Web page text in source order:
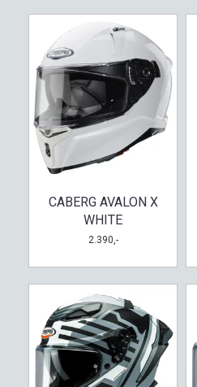
CABERG AVALON X
WHITE
2.390,-